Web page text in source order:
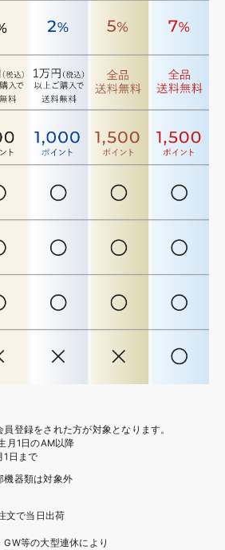
登録をされた方が対象となります。
月1日のAM以降
1日まで
機器類は対象外
文で当日出荷
等の大型連休により